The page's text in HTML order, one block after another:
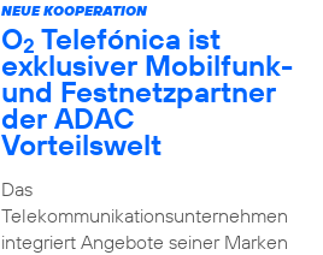
NEUE KOOPERATION
O2 Telefónica ist
exklusiver Mobilfunk-
und Festnetzpartner
der ADAC
Vorteilswelt
Das
Telekommunikationsunternehmen
integriert Angebote seiner Marken